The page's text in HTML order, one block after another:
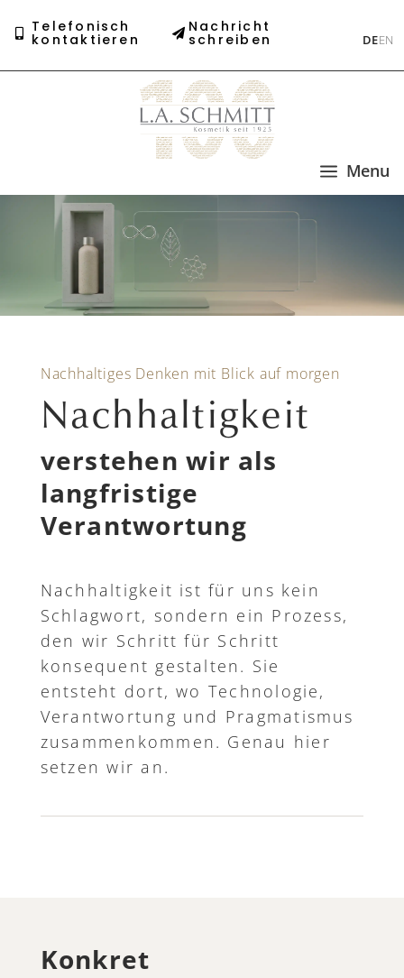
Telefonisch
kontaktieren
Nachricht
schreiben DEEN
a Menu
Nachhaltiges Denken mit Blick auf morgen
Nachhaltigkeit
verstehen wir als
langfristige
Verantwortung
Nachhaltigkeit ist für uns kein
Schlagwort, sondern ein Prozess,
den wir Schritt für Schritt
konsequent gestalten. Sie
entsteht dort, wo Technologie,
Verantwortung und Pragmatismus
zusammenkommen. Genau hier
setzen wir an.
Konkret